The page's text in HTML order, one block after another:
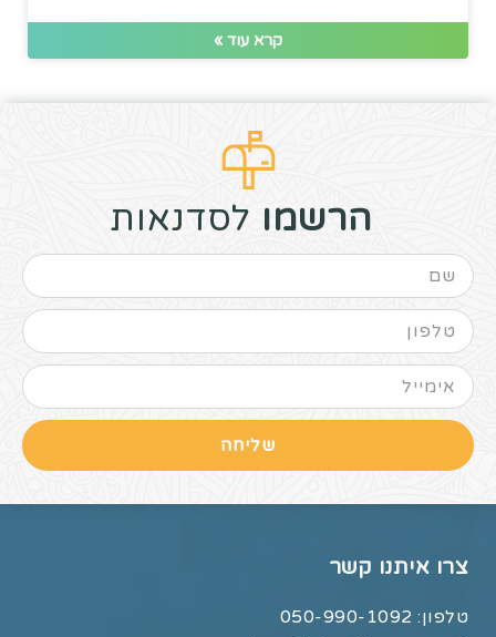
קרא עוד »
הרשמו לסדנאות
שליחה
צרו איתנו קשר
טלפון: